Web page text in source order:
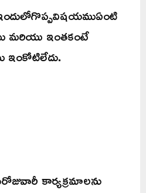
మరియు ఇంతకంటే
కార్యక్రమాలను